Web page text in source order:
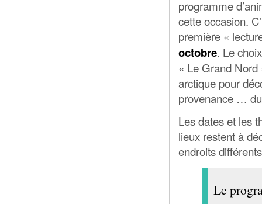
programme
cette occasion.
première «
octobre. Le
« Le Grand
arctique pour
provenance …
Les dates et les
lieux restent à
endroits
Le